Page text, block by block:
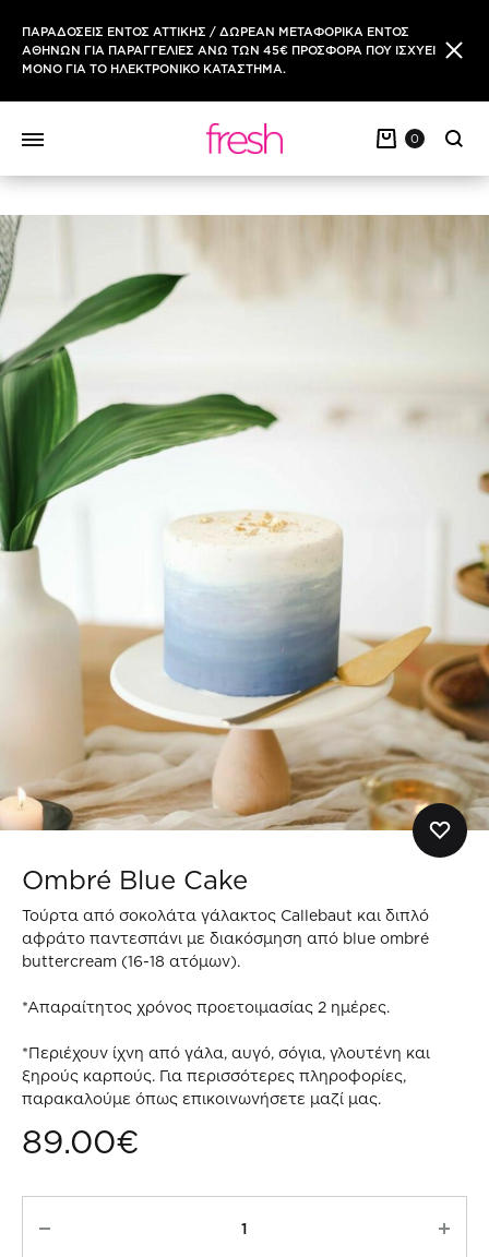
ΠΑΡΑΔΟΣΕΙΣ ΕΝΤΟΣ ΑΤΤΙΚΗΣ / ΔΩΡΕΑΝ ΜΕΤΑΦΟΡΙΚΑ ΕΝΤΟΣ
ΑΘΗΝΩΝ ΓΙΑ ΠΑΡΑΓΓΕΛΙΕΣ ΑΝΩ ΤΩΝ 45€ ΠΡΟΣΦΟΡΑ ΠΟΥ ΙΣΧΥΕΙ
ΜΟΝΟ ΓΙΑ ΤΟ ΗΛΕΚΤΡΟΝΙΚΟ ΚΑΤΑΣΤΗΜΑ.
0
Ombré Blue Cake
Τούρτα από σοκολάτα γάλακτος Callebaut και διπλό
αφράτο παντεσπάνι με διακόσμηση από blue ombré
buttercream (16-18 ατόμων).
*Απαραίτητος χρόνος προετοιμασίας 2 ημέρες.
*Περιέχουν ίχνη από γάλα, αυγό, σόγια, γλουτένη και
ξηρούς καρπούς. Για περισσότερες πληροφορίες,
παρακαλούμε όπως επικοινωνήσετε μαζί μας.
89.00€